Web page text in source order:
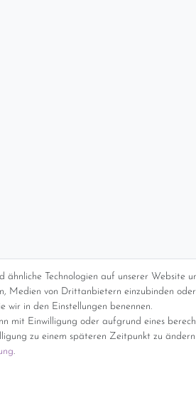
ähnliche Technologien auf unserer Website
Medien von Drittanbietern einzubinden
wir in den Einstellungen benennen.
mit Einwilligung oder aufgrund eines
zu einem späteren Zeitpunkt zu
.